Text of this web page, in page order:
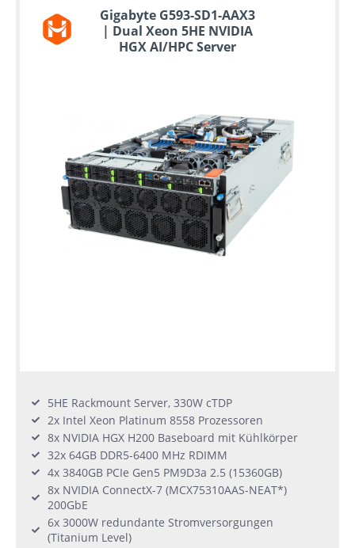
Gigabyte G593-SD1-AAX3
| Dual Xeon 5HE NVIDIA
HGX AI/HPC Server
5HE Rackmount Server, 330W cTDP
2x Intel Xeon Platinum 8558 Prozessoren
8x NVIDIA HGX H200 Baseboard mit Kühlkörper
32x 64GB DDR5-6400 MHz RDIMM
4x 3840GB PCIe Gen5 PM9D3a 2.5 (15360GB)
8x NVIDIA ConnectX-7 (MCX75310AAS-NEAT*)
200GbE
6x 3000W redundante Stromversorgungen
(Titanium Level)